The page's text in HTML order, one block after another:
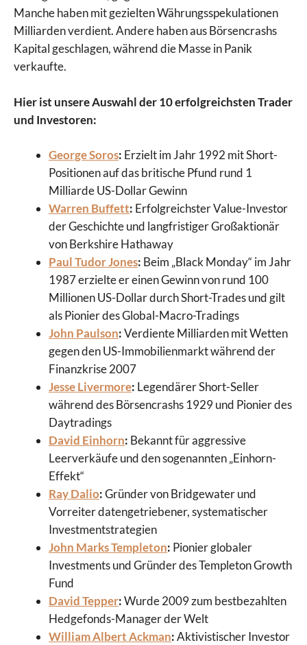
Manche haben mit gezielten Währungsspekulationen
Milliarden verdient. Andere haben aus Börsencrashs
Kapital geschlagen, während die Masse in Panik
verkaufte.
Hier ist unsere Auswahl der 10 erfolgreichsten Trader
und Investoren:
George Soros: Erzielt im Jahr 1992 mit Short-
Positionen auf das britische Pfund rund 1
Milliarde US-Dollar Gewinn
Warren Buffett: Erfolgreichster Value-Investor
der Geschichte und langfristiger Großaktionär
von Berkshire Hathaway
Paul Tudor Jones: Beim „Black Monday“ im Jahr
1987 erzielte er einen Gewinn von rund 100
Millionen US-Dollar durch Short-Trades und gilt
als Pionier des Global-Macro-Tradings
John Paulson:Verdiente Milliarden mit Wetten
gegen den US-Immobilienmarkt während der
Finanzkrise 2007
Jesse Livermore: Legendärer Short-Seller
während des Börsencrashs 1929 und Pionier des
Daytradings
David Einhorn: Bekannt für aggressive
Leerverkäufe und den sogenannten „Einhorn-
Effekt“
Ray Dalio:Gründer von Bridgewater und
Vorreiter datengetriebener, systematischer
Investmentstrategien
John Marks Templeton: Pionier globaler
Investments und Gründer des Templeton Growth
Fund
David Tepper:Wurde 2009 zum bestbezahlten
Hedgefonds-Manager der Welt
William Albert Ackman:Aktivistischer Investor